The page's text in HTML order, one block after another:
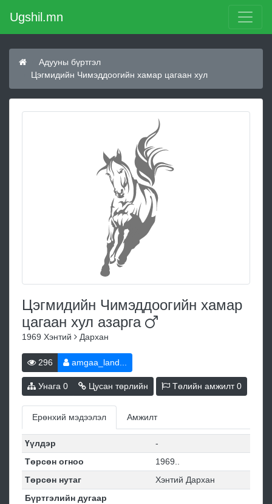
Ugshil.mn
Адууны бүртгэл
Цэгмидийн Чимэддоогийн хамар цагаан хул
Цэгмидийн Чимэддоогийн хамар
цагаан хул азарга
1969 Хэнтий Дархан
296 amgaa_land...
Унага 0 Цусан төрлийн Төлийн амжилт0
Ерөнхий мэдээлэл Амжилт
Үүлдэр
-
Төрсөн огноо
1969..
Төрсөн нутаг
Хэнтий Дархан
Бүртгэлийн дугаар